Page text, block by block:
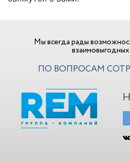
Мы всегда рады
ПО ВОПРОСАМ